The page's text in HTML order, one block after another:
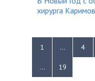
хирурга
1 ... 4
... 19